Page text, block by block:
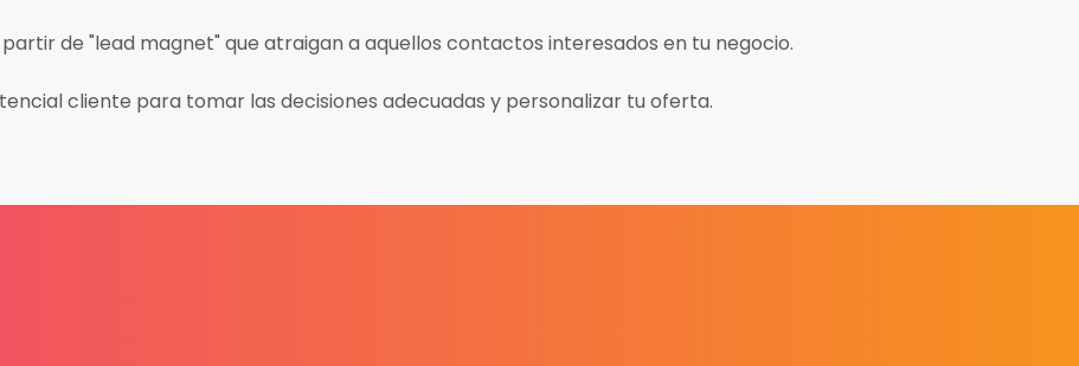
de "lead magnet" que atraigan a aquellos contactos interesados en tu negocio.
cliente para tomar las decisiones adecuadas y personalizar tu oferta.